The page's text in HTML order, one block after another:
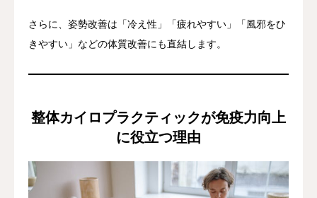
さらに、姿勢改善は「冷え性」「疲れやすい」「風邪をひ
きやすい」などの体質改善にも直結します。
整体カイロプラクティックが免疫力向上
に役立つ理由